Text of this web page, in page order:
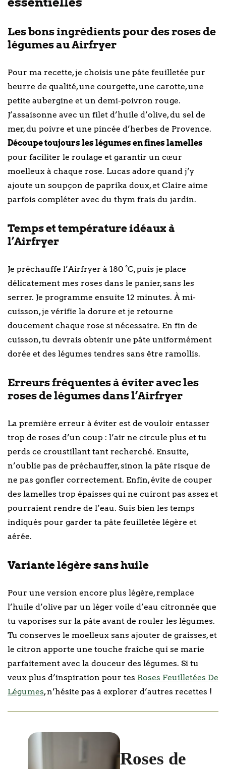
Les bons ingrédients pour des roses de
légumes au Airfryer
Pour ma recette, je choisis une pâte feuilletée pur
beurre de qualité, une courgette, une carotte, une
petite aubergine et un demi-poivron rouge.
J’assaisonne avec un filet d’huile d’olive, du sel de
mer, du poivre et une pincée d’herbes de Provence.
Découpe toujours les légumes en fines lamelles
pour faciliter le roulage et garantir un cœur
moelleux à chaque rose. Lucas adore quand j’y
ajoute un soupçon de paprika doux, et Claire aime
parfois compléter avec du thym frais du jardin.
Temps et température idéaux à
l’Airfryer
Je préchauffe l’Airfryer à 180 °C, puis je place
délicatement mes roses dans le panier, sans les
serrer. Je programme ensuite 12 minutes. À mi-
cuisson, je vérifie la dorure et je retourne
doucement chaque rose si nécessaire. En fin de
cuisson, tu devrais obtenir une pâte uniformément
dorée et des légumes tendres sans être ramollis.
Erreurs fréquentes à éviter avec les
roses de légumes dans l’Airfryer
La première erreur à éviter est de vouloir entasser
trop de roses d’un coup : l’air ne circule plus et tu
perds ce croustillant tant recherché. Ensuite,
n’oublie pas de préchauffer, sinon la pâte risque de
ne pas gonfler correctement. Enfin, évite de couper
des lamelles trop épaisses qui ne cuiront pas assez et
pourraient rendre de l’eau. Suis bien les temps
indiqués pour garder ta pâte feuilletée légère et
aérée.
Variante légère sans huile
Pour une version encore plus légère, remplace
l’huile d’olive par un léger voile d’eau citronnée que
tu vaporises sur la pâte avant de rouler les légumes.
Tu conserves le moelleux sans ajouter de graisses, et
le citron apporte une touche fraîche qui se marie
parfaitement avec la douceur des légumes. Si tu
veux plus d’inspiration pour tes Roses Feuilletées De
Légumes, n’hésite pas à explorer d’autres recettes !
Roses de